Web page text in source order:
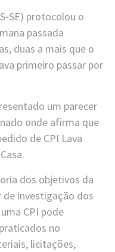
SE) protocolou o
passada
duas a mais que o
primeiro passar por
um parecer
onde afirma que
de CPI Lava
dos objetivos da
de investigação dos
CPI pode
no
licitações,